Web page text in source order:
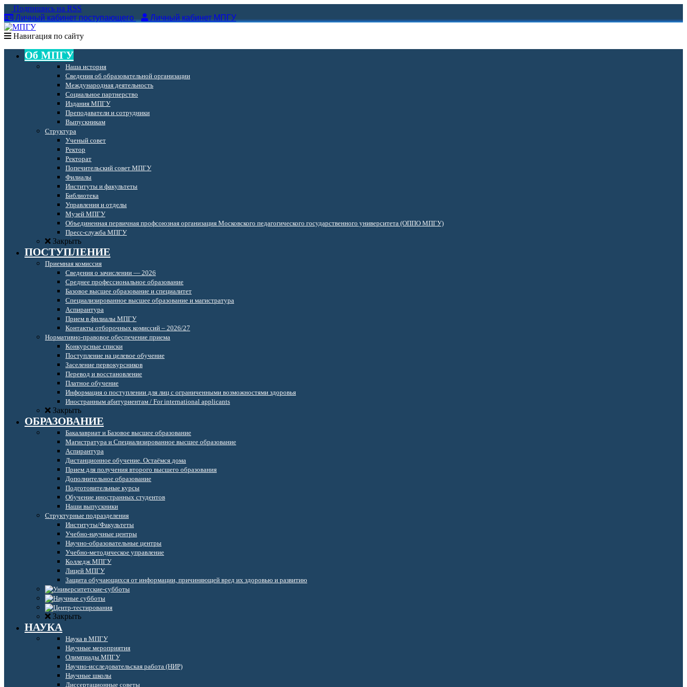
Подпишись на RSS
Личный кабинет поступающего
Личный кабинет МПГУ
Навигация по сайту
Об МПГУ
Наша история
Сведения об образовательной организации
Международная деятельность
Социальное партнерство
Издания МПГУ
Преподаватели и сотрудники
Выпускникам
Структура
Ученый совет
Ректор
Ректорат
Попечительский совет МПГУ
Филиалы
Институты и факультеты
Библиотека
Управления и отделы
Музей МПГУ
Объединенная первичная профсоюзная организация Московского педагогического государственного университета (ОППО МПГУ)
Пресс-служба МПГУ
Закрыть
ПОСТУПЛЕНИЕ
Приемная комиссия
Сведения о зачислении — 2026
Среднее профессиональное образование
Базовое высшее образование и специалитет
Специализированное высшее образование и магистратура
Аспирантура
Прием в филиалы МПГУ
Контакты отборочных комиссий – 2026/27
Нормативно-правовое обеспечение приема
Конкурсные списки
Поступление на целевое обучение
Заселение первокурсников
Перевод и восстановление
Платное обучение
Информация о поступлении для лиц с ограниченными возможностями здоровья
Иностранным абитуриентам / For international applicants
Закрыть
ОБРАЗОВАНИЕ
Бакалавриат и Базовое высшее образование
Магистратура и Специализированное высшее образование
Аспирантура
Дистанционное обучение. Остаёмся дома
Прием для получения второго высшего образования
Дополнительное образование
Подготовительные курсы
Обучение иностранных студентов
Наши выпускники
Структурные подразделения
Институты/Факультеты
Учебно-научные центры
Научно-образовательные центры
Учебно-методическое управление
Колледж МПГУ
Лицей МПГУ
Защита обучающихся от информации, причиняющей вред их здоровью и развитию
Закрыть
НАУКА
Наука в МПГУ
Научные мероприятия
Олимпиады МПГУ
Научно-исследовательская работа (НИР)
Научные школы
Диссертационные советы